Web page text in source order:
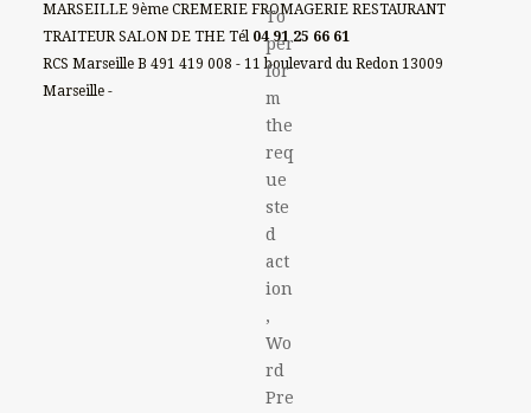
To
per
for
m
the
req
ue
ste
d
act
ion
,
Wo
rd
Pre
MARSEILLE 9ème CREMERIE FROMAGERIE RESTAURANT
TRAITEUR SALON DE THE Tél 04 91 25 66 61
RCS Marseille B 491 419 008 - 11 boulevard du Redon 13009
Marseille -